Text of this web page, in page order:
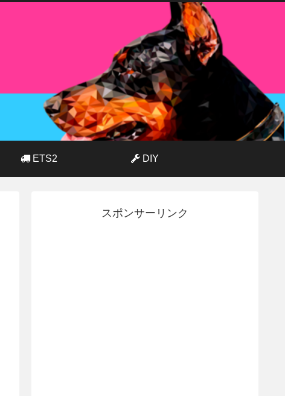
ETS2 DIY
スポンサーリンク